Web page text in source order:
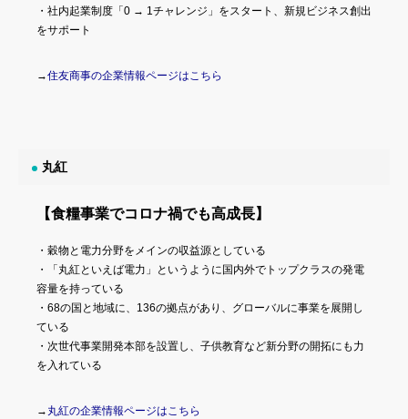
・社内起業制度「0 → 1チャレンジ」をスタート、新規ビジネス創出
をサポート
→住友商事の企業情報ページはこちら
丸紅
【食糧事業でコロナ禍でも高成長】
・穀物と電力分野をメインの収益源としている
・「丸紅といえば電力」というように国内外でトップクラスの発電
容量を持っている
・68の国と地域に、136の拠点があり、グローバルに事業を展開し
ている
・次世代事業開発本部を設置し、子供教育など新分野の開拓にも力
を入れている
→ 丸紅の企業情報ページはこちら